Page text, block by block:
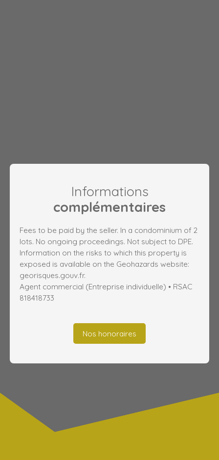
Informations
complémentaires
Fees to be paid by the seller. In a condominium of 2
lots. No ongoing proceedings. Not subject to DPE.
Information on the risks to which this property is
exposed is available on the Geohazards website:
georisques.gouv.fr.
Agent commercial (Entreprise individuelle) • RSAC
818418733
Nos honoraires